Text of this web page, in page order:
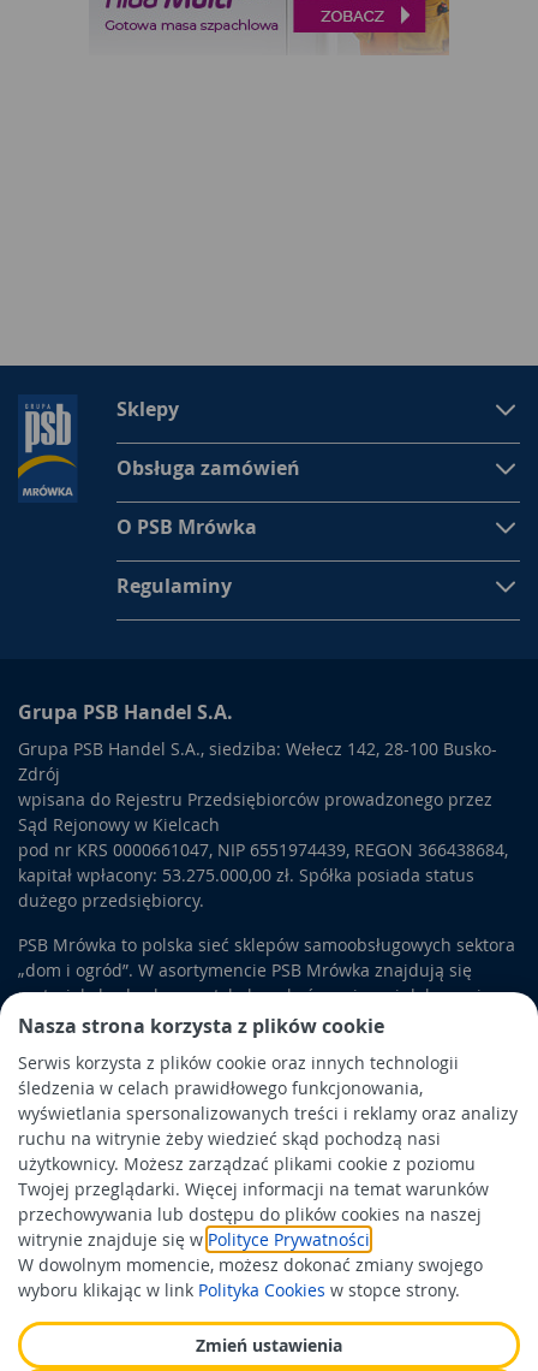
Nasza strona korzysta z plików cookie
Serwis korzysta z plików cookie oraz innych technologii
śledzenia w celach prawidłowego funkcjonowania,
wyświetlania spersonalizowanych treści i reklamy oraz analizy
ruchu na witrynie żeby wiedzieć skąd pochodzą nasi
użytkownicy. Możesz zarządzać plikami cookie z poziomu
Twojej przeglądarki. Więcej informacji na temat warunków
przechowywania lub dostępu do plików cookies na naszej
witrynie znajduje się w Polityce Prywatności
W dowolnym momencie, możesz dokonać zmiany swojego
wyboru klikając w link Polityka Cookies w stopce strony.
Zmień ustawienia
Sklepy
Obsługa zamówień
O PSB Mrówka
Regulaminy
Grupa PSB Handel S.A.
Grupa PSB Handel S.A., siedziba: Wełecz 142, 28-100 Busko-
Zdrój
wpisana do Rejestru Przedsiębiorców prowadzonego przez
Sąd Rejonowy w Kielcach
pod nr KRS 0000661047, NIP 6551974439, REGON 366438684,
kapitał wpłacony: 53.275.000,00 zł. Spółka posiada status
dużego przedsiębiorcy.
PSB Mrówka to polska sieć sklepów samoobsługowych sektora
„dom i ogród”. W asortymencie PSB Mrówka znajdują się
materiały budowlane, artykuły wykończeniowe i dekoracyjne,
wyposażenie łazienek i kuchni, elektronarzędzia, a także
artykuły związane z ogrodem i otoczeniem domu.
Obowiązek informacyjny
Polityka prywatności
Polityka Cookies
Odbiór zużytego sprzętu
Wspierają nas: